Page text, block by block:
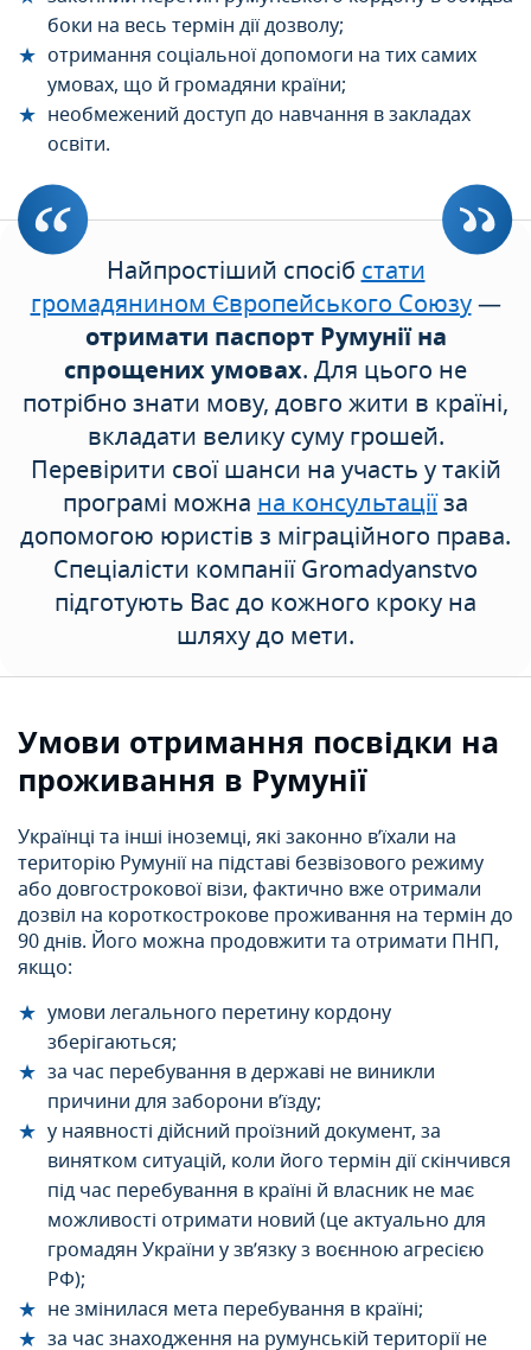
боки на весь термін дії дозволу;
отримання соціальної допомоги на тих самих
умовах, що й громадяни країни;
необмежений доступ до навчання в закладах
освіти.
Найпростіший спосіб стати
громадянином Європейського Союзу—
отримати паспорт Румунії на
спрощених умовах. Для цього не
потрібно знати мову, довго жити в країні,
вкладати велику суму грошей.
Перевірити свої шанси на участь у такій
програмі можна на консультаціїза
допомогою юристів з міграційного права.
Спеціалісти компанії Gromadyanstvo
підготують Вас до кожного кроку на
шляху до мети.
Умови отримання посвідки на
проживання в Румунії
Українці та інші іноземці, які законно в’їхали на
територію Румунії на підставі безвізового режиму
або довгострокової візи, фактично вже отримали
дозвіл на короткострокове проживання на термін до
90 днів. Його можна продовжити та отримати ПНП,
якщо:
умови легального перетину кордону
зберігаються;
за час перебування в державі не виникли
причини для заборони в’їзду;
у наявності дійсний проїзний документ, за
винятком ситуацій, коли його термін дії скінчився
під час перебування в країні й власник не має
можливості отримати новий (це актуально для
громадян України у зв’язку з воєнною агресією
РФ);
не змінилася мета перебування в країні;
за час знаходження на румунській території не